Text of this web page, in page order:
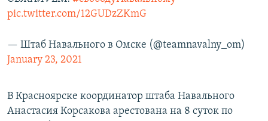
pic.twitter.com/12GUDzZKmG
— Штаб Навального в Омске (@teamnavalny_om)
January 23, 2021
В Красноярске координатор штаба Навального
Анастасия Корсакова арестована на 8 суток по